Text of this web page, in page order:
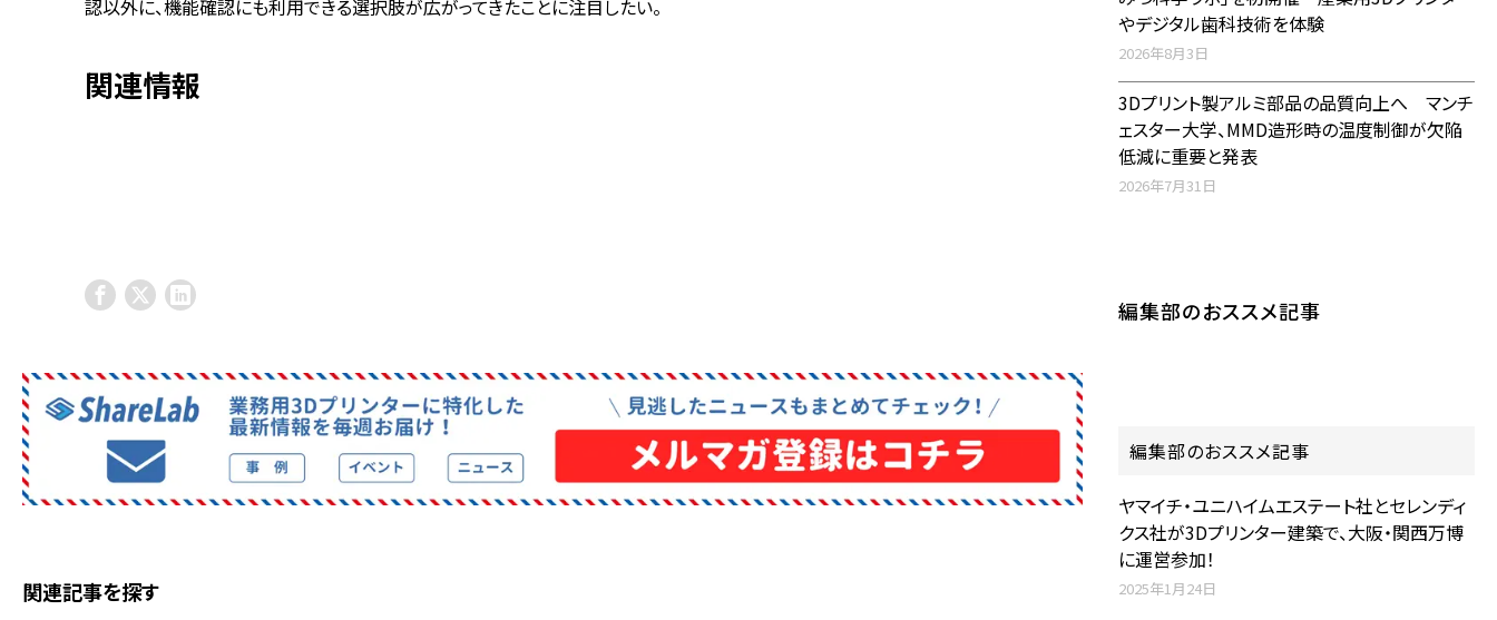
認以外に、機能確認にも利用できる選択肢が広がってきたことに注目したい。
関連情報
関連記事を探す
やデジタル歯科技術を体験
2026年8月3日
3Dプリント製アルミ部品の品質向上へ マンチ
ェスター大学、MMD造形時の温度制御が欠陥
低減に重要と発表
2026年7月31日
編集部のおススメ記事
編集部のおススメ記事
ヤマイチ・ユニハイムエステート社とセレンディ
クス社が3Dプリンター建築で、大阪・関西万博
に運営参加！
2025年1月24日